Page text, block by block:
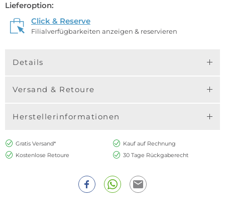
Lieferoption:
Click & Reserve
Filialverfügbarkeiten anzeigen & reservieren
Details
Versand & Retoure
Herstellerinformationen
Gratis Versand*
Kauf auf Rechnung
Kostenlose Retoure
30 Tage Rückgaberecht